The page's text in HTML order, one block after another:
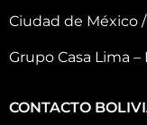
Ciudad de México
Grupo Casa Lima –
CONTACTO